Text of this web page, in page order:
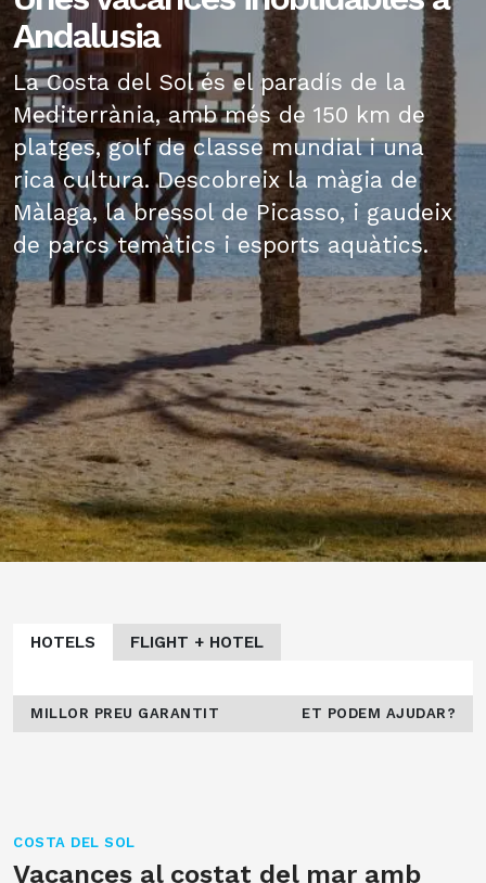
Andalusia
La Costa del Sol és el paradís de la
Mediterrània, amb més de 150 km de
platges, golf de classe mundial i una
rica cultura. Descobreix la màgia de
Màlaga, la bressol de Picasso, i gaudeix
de parcs temàtics i esports aquàtics.
HOTELS FLIGHT + HOTEL
MILLOR PREU GARANTIT ET PODEM AJUDAR?
COSTA DEL SOL
Vacances al costat del mar amb